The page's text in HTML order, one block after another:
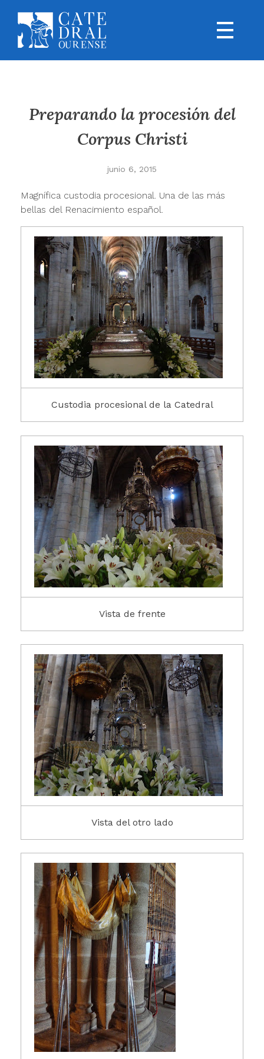
Preparando la procesión del
Corpus Christi
junio 6, 2015
Magnífica custodia procesional. Una de las más
bellas del Renacimiento español.
Custodia procesional de la Catedral
Vista de frente
Vista del otro lado